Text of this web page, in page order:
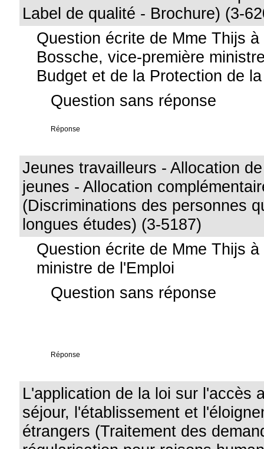
Label de qualité - Brochure) (3-
Question écrite de Mme Thijs à
Bossche, vice-première
Budget et de la Protection de
Question sans réponse
Réponse
Jeunes travailleurs - Allocation
jeunes - Allocation
(Discriminations des personnes
longues études) (3-5187)
Question écrite de Mme Thijs
ministre de l'Emploi
Question sans réponse
Réponse
L'application de la loi sur l'accès
séjour, l'établissement et
étrangers (Traitement des